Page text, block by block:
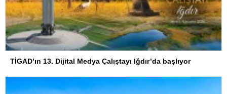
TİGAD’ın 13. Dijital Medya Çalıştayı Iğdır’da başlıyor